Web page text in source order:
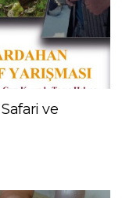
ve